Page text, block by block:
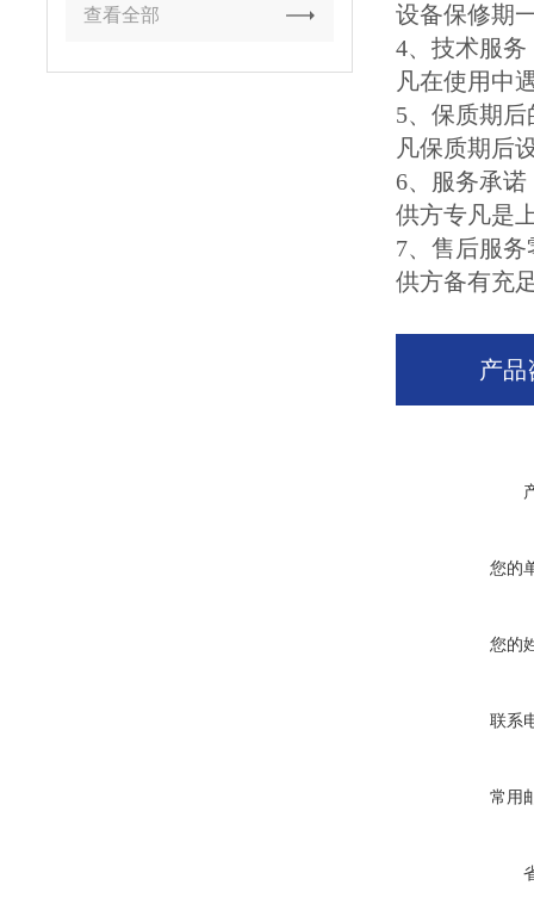
查看全部
设备保修期
4、技术服务
凡在使用中
5、保质期
凡保质期后
6、服务承诺
供方专凡是
7、售后服
供方备有充
产品
您的
您的
联系
常用